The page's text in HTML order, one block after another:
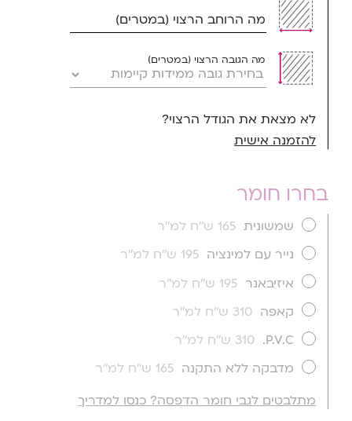
מה הרוחב הרצוי (במטרים)
מה הגובה הרצוי (במטרים)
לא מצאת את הגודל הרצוי?
להזמנה אישית
בחרו חומר
שמשונית 165 ש''ח למ''ר
נייר עם למינציה 195 ש''ח למ''ר
איזיבאנר 195 ש''ח למ''ר
קאפה 310 ש''ח למ''ר
P.V.C.
310 ש''ח למ''ר
מדבקה ללא התקנה 165 ש''ח למ''ר
מתלבטים לגבי חומר הדפסה? כנסו למדריך